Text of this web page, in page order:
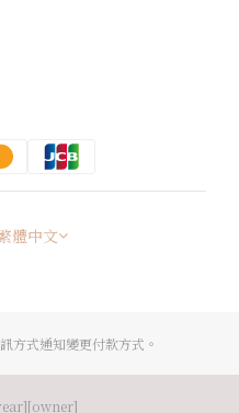
體中文
方式通知變更付款方式。